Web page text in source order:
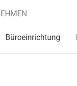
Büroeinrichtung